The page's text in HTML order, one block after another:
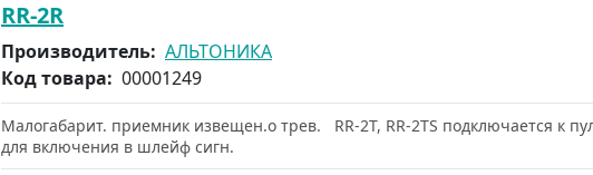
RR-2R
Производитель: АЛЬТОНИКА
Код товара: 00001249
Малогабарит. приемник извещен.о трев. RR-2T, RR-2TS подключается к
для включения в шлейф сигн.